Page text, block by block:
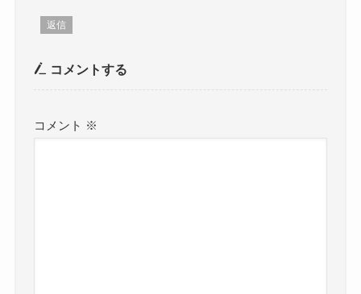
返信
コメントする
コメント ※